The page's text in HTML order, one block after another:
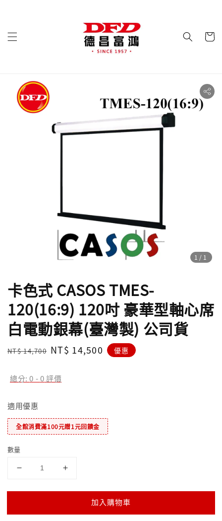
1 /1
卡色式 CASOS TMES-
120(16:9) 120吋 豪華型軸心席
白電動銀幕(臺灣製) 公司貨
Regular
NT$ 14,700 Sale
NT$ 14,500 優惠
總分:0 -0評價
適用優惠
全館消費滿100元贈1元回饋金
數量
加入購物車